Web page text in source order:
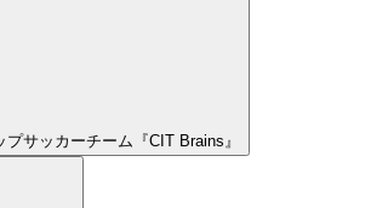
プサッカーチーム『CIT Brains』